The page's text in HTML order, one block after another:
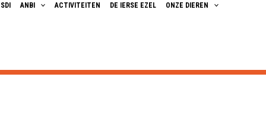
SDI ANBI ACTIVITEITEN DE IERSE EZEL ONZE DIEREN